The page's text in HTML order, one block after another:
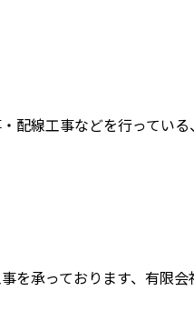
配線工事などを行ってい
を承っております、有限